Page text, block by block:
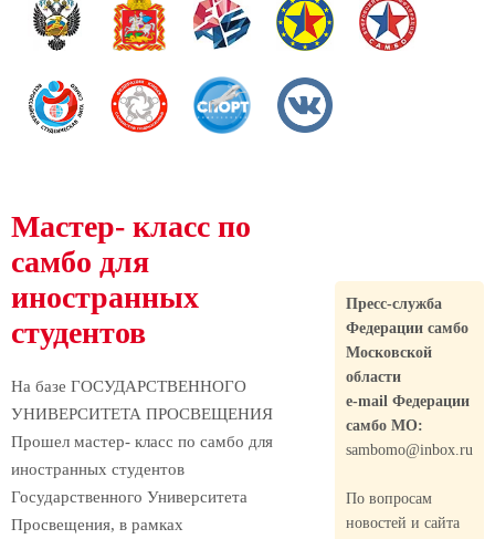
Мастер- класс по
самбо для
иностранных
студентов
На базе ГОСУДАРСТВЕННОГО
УНИВЕРСИТЕТА ПРОСВЕЩЕНИЯ
Прошел мастер- класс по самбо для
иностранных студентов
Государственного Университета
Просвещения, в рамках
Пресс-служба
Федерации самбо
Московской
области
e-mail Федерации
самбо МО:
sambomo@inbox.ru
По вопросам
новостей и сайта